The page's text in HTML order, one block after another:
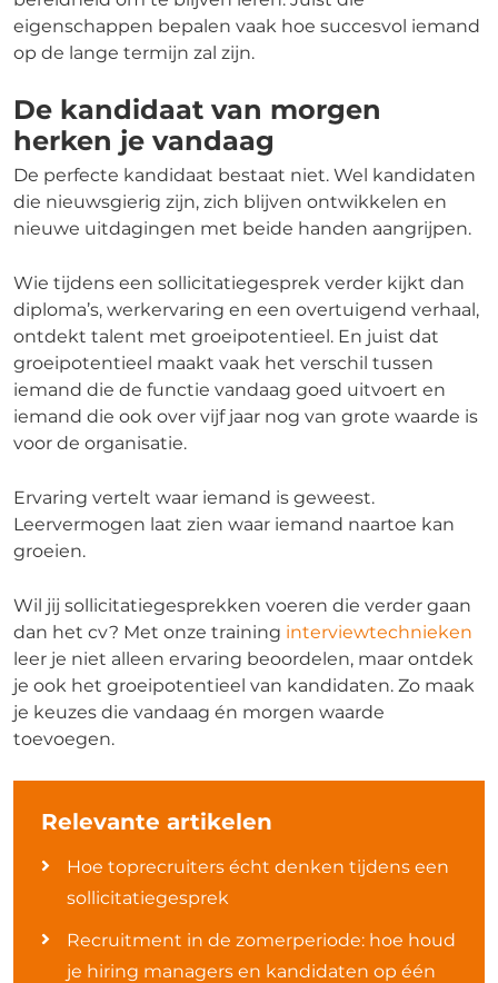
eigenschappen bepalen vaak hoe succesvol iemand
op de lange termijn zal zijn.
De kandidaat van morgen
herken je vandaag
De perfecte kandidaat bestaat niet. Wel kandidaten
die nieuwsgierig zijn, zich blijven ontwikkelen en
nieuwe uitdagingen met beide handen aangrijpen.
Wie tijdens een sollicitatiegesprek verder kijkt dan
diploma’s, werkervaring en een overtuigend verhaal,
ontdekt talent met groeipotentieel. En juist dat
groeipotentieel maakt vaak het verschil tussen
iemand die de functie vandaag goed uitvoert en
iemand die ook over vijf jaar nog van grote waarde is
voor de organisatie.
Ervaring vertelt waar iemand is geweest.
Leervermogen laat zien waar iemand naartoe kan
groeien.
Wil jij sollicitatiegesprekken voeren die verder gaan
dan het cv? Met onze training interviewtechnieken
leer je niet alleen ervaring beoordelen, maar ontdek
je ook het groeipotentieel van kandidaten. Zo maak
je keuzes die vandaag én morgen waarde
toevoegen.
Relevante artikelen
Hoe toprecruiters écht denken tijdens een
sollicitatiegesprek
Recruitment in de zomerperiode: hoe houd
je hiring managers en kandidaten op één